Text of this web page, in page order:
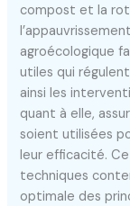
compost et la
agroécologique
utiles qui
ainsi les
quant à elle,
soient utilisées
leur efficacité.
techniques
optimale des